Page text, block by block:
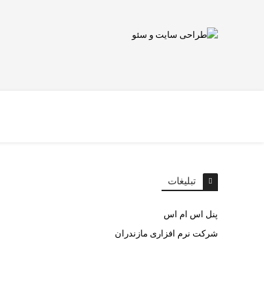
تبلیغات
پنل اس ام اس
شرکت نرم افزاری مازندران